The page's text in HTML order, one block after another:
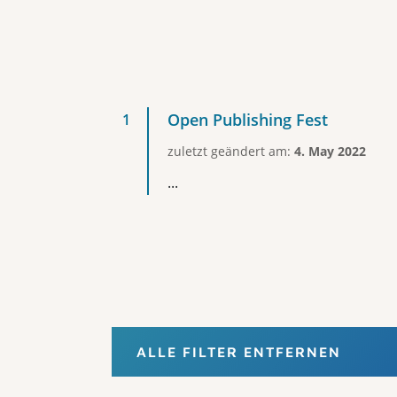
Open Publishing Fest
zuletzt geändert am: 4. May 2022
...
ALLE FILTER ENTFERNEN